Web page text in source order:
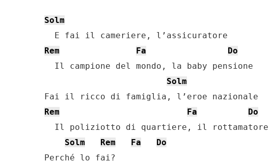
Solm
Rem
Fa
Do
  Il campione del mondo, la baby pensione
Solm
Rem
Fa
Do
  Il poliziotto di quartiere, il rottamatore
Solm
Rem Fa
Do
Perché lo fai?